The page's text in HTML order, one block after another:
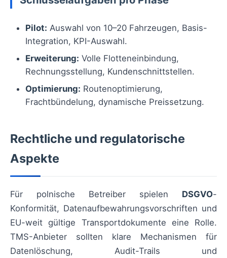
Pilot: Auswahl von 10–20 Fahrzeugen, Basis-
Integration, KPI-Auswahl.
Erweiterung: Volle Flotteneinbindung,
Rechnungsstellung, Kundenschnittstellen.
Optimierung: Routenoptimierung,
Frachtbündelung, dynamische Preissetzung.
Rechtliche und regulatorische
Aspekte
Für polnische Betreiber spielen DSGVO-
Konformität, Datenaufbewahrungsvorschriften und
EU-weit gültige Transportdokumente eine Rolle.
TMS-Anbieter sollten klare Mechanismen für
Datenlöschung, Audit-Trails und